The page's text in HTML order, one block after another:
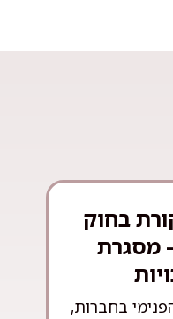
בחוק
מסגרת
בחברות,